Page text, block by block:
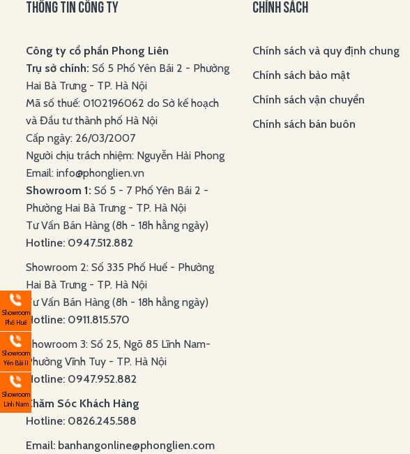
Showroom
Phố Huế
Showroom
Yên Bái II
Showroom
Lĩnh Nam
THÔNG TIN CÔNG TY
Công ty cổ phần Phong Liên
Trụ sở chính: Số 5 Phố Yên Bái 2 - Phường
Hai Bà Trưng - TP. Hà Nội
Mã số thuế: 0102196062 do Sở kế hoạch
và Đầu tư thành phố Hà Nội
Cấp ngày: 26/03/2007
Người chịu trách nhiệm: Nguyễn Hải Phong
Email: info@phonglien.vn
Showroom 1: Số 5 - 7 Phố Yên Bái 2 -
Phường Hai Bà Trưng - TP. Hà Nội
Tư Vấn Bán Hàng (8h - 18h hằng ngày)
Hotline: 0947.512.882
Showroom 2: Số 335 Phố Huế - Phường
Hai Bà Trưng - TP. Hà Nội
Tư Vấn Bán Hàng (8h - 18h hằng ngày)
Hotline: 0911.815.570
Showroom 3: Số 25, Ngõ 85 Lĩnh Nam-
Phường Vĩnh Tuy - TP. Hà Nội
Hotline: 0947.952.882
Chăm Sóc Khách Hàng
Hotline: 0826.245.588
Email: banhangonline@phonglien.com
CHÍNH SÁCH
Chính sách và quy định chung
Chính sách bảo mật
Chính sách vận chuyển
Chính sách bán buôn